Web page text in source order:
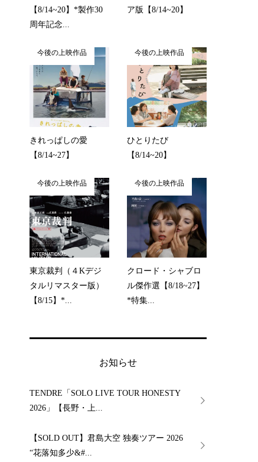
【8/14~20】*製作30
周年記念...
ア版【8/14~20】
今後の上映作品
きれっぱしの愛
【8/14~27】
今後の上映作品
ひとりたび
【8/14~20】
今後の上映作品
東京裁判（４Kデジ
タルリマスター版）
【8/15】*...
今後の上映作品
クロード・シャブロ
ル傑作選【8/18~27】
*特集...
お知らせ
TENDRE「SOLO LIVE TOUR HONESTY
2026」【長野・上...
【SOLD OUT】君島大空 独奏ツアー 2026
“花落知多少&#...